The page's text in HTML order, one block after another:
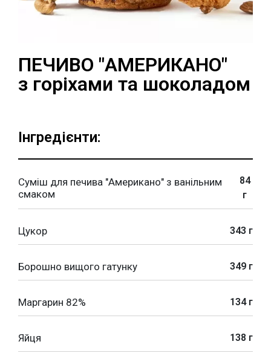
ПЕЧИВО "АМЕРИКАНО"
з горіхами та шоколадом
Інгредієнти:
Суміш для печива "Американо" з ванільним
смаком
84
г
Цукор 343 г
Борошно вищого гатунку 349 г
Маргарин 82% 134 г
Яйця 138 г